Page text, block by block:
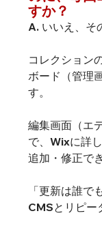
すか？
A. いいえ、そ
コレクション
ボード（管理
す。
編集画面（エ
で、Wixに詳
追加・修正で
「更新は誰で
CMSとリピー